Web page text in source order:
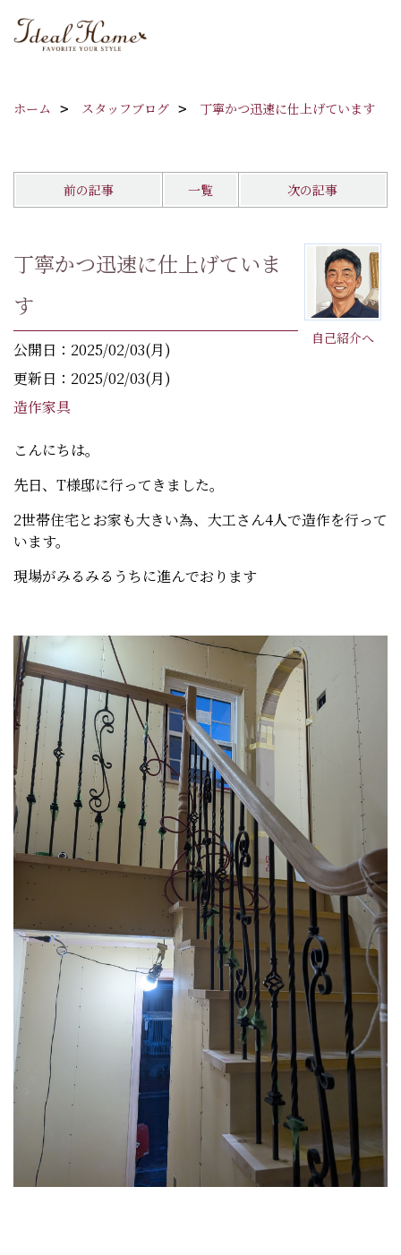
ホーム スタッフブログ 丁寧かつ迅速に仕上げています
前の記事 一覧 次の記事
自己紹介へ
丁寧かつ迅速に仕上げていま
す
公開日：2025/02/03(月)
更新日：2025/02/03(月)
造作家具
こんにちは。
先日、T様邸に行ってきました。
2世帯住宅とお家も大きい為、大工さん4人で造作を行って
います。
現場がみるみるうちに進んでおります